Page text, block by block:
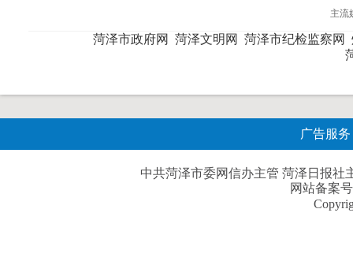
主流
菏泽市政府网 菏泽文明网 菏泽市纪检监察网
广告服务
中共菏泽市委网信办主管 菏泽日报社
网站备案